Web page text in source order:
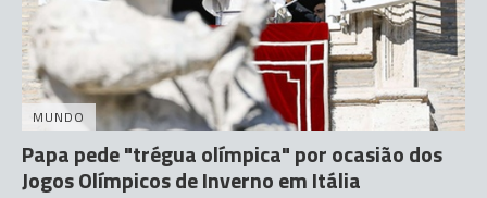
MUNDO
Papa pede "trégua olímpica" por ocasião dos
Jogos Olímpicos de Inverno em Itália